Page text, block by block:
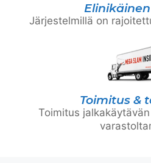
Järjestelmillä on
Toimitus &
Toimitus